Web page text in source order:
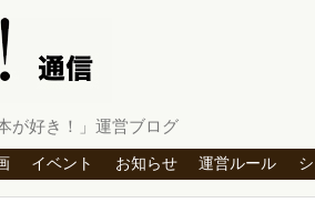
が好き！」運営ブログ
イベント お知らせ 運営ルール